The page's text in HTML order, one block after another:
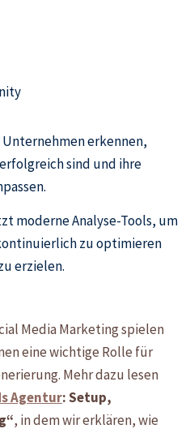
erkennen,
sind und ihre
moderne Analyse-Tools, um
zu optimieren
erzielen.
Media Marketing spielen
eine wichtige Rolle für
Mehr dazu lesen
Agentur: Setup,
, in dem wir erklären, wie